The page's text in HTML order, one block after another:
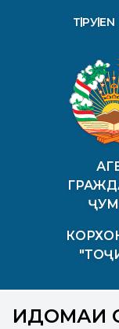
ТҶ РУEN
ИДОМАИ